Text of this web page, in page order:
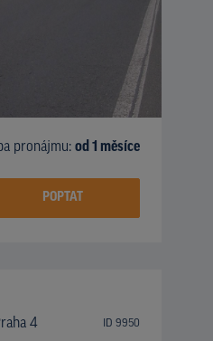
pronájmu: od 1 měsíce
POPTAT
4 ID 9950